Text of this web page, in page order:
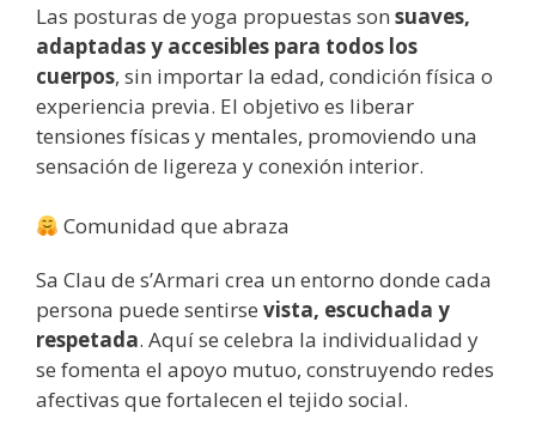
Las posturas de yoga propuestas son suaves,
adaptadas y accesibles para todos los
cuerpos, sin importar la edad, condición física o
experiencia previa. El objetivo es liberar
tensiones físicas y mentales, promoviendo una
sensación de ligereza y conexión interior.
Comunidad que abraza
Sa Clau de s’Armari crea un entorno donde cada
persona puede sentirse vista, escuchada y
respetada. Aquí se celebra la individualidad y
se fomenta el apoyo mutuo, construyendo redes
afectivas que fortalecen el tejido social.